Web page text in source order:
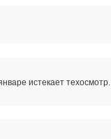
истекает